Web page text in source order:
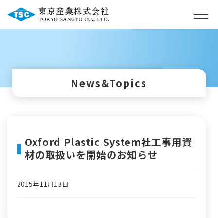
News&Topics
Oxford Plastic System社工事用資
材の取扱いを開始のお知らせ
2015年11月13日